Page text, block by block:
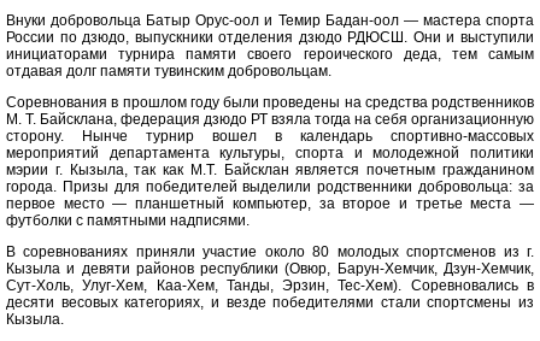
Внуки добровольца Батыр Орус-оол и Темир Бадан-оол — мастера спорта
России по дзюдо, выпускники отделения дзюдо РДЮСШ. Они и выступили
инициаторами турнира памяти своего героического деда, тем самым
отдавая долг памяти тувинским добровольцам.
Соревнования в прошлом году были проведены на средства родственников
М. Т. Байсклана, федерация дзюдо РТ взяла тогда на себя организационную
сторону. Нынче турнир вошел в календарь спортивно-массовых
мероприятий департамента культуры, спорта и молодежной политики
мэрии г. Кызыла, так как М.Т. Байсклан является почетным гражданином
города. Призы для победителей выделили родственники добровольца: за
первое место — планшетный компьютер, за второе и третье места —
футболки с памятными надписями.
В соревнованиях приняли участие около 80 молодых спортсменов из г.
Кызыла и девяти районов республики (Овюр, Барун-Хемчик, Дзун-Хемчик,
Сут-Холь, Улуг-Хем, Каа-Хем, Танды, Эрзин, Тес-Хем). Соревновались в
десяти весовых категориях, и везде победителями стали спортсмены из
Кызыла.